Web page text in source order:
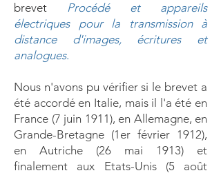
brevet Procédé et appareils
électriques pour la transmission à
distance d'images, écritures et
analogues.
Nous n'avons pu vérifier si le brevet a
été accordé en Italie, mais il l'a été en
France (7 juin 1911), en Allemagne, en
Grande-Bretagne (1er février 1912),
en Autriche (26 mai 1913) et
finalement aux Etats-Unis (5 août